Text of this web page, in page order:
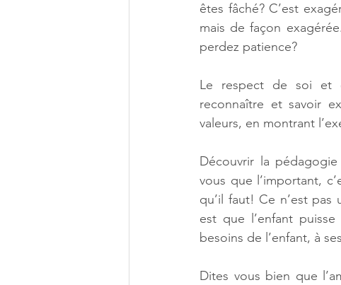
êtes fâché? C’est
mais de façon
perdez patience?
Le respect de soi et
reconnaître et savoir
valeurs, en montrant
Découvrir la
vous que l’important,
qu’il faut! Ce n’est
est que l’enfant
besoins de l’enfant, à
Dites vous bien que